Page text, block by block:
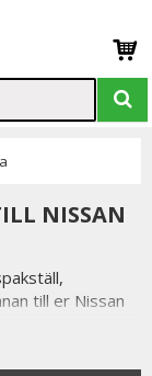
NISSAN
till er Nissan